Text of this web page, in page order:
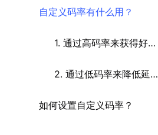
自定义码率有什么用？
1. 通过高码率来获得好的
画面和帧数
2. 通过低码率来降低延迟
或节省流量
如何设置自定义码率？